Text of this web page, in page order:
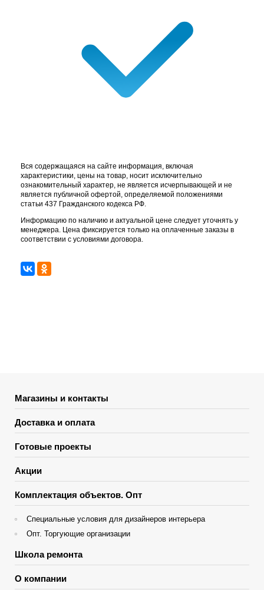
Вся содержащаяся на сайте информация, включая
характеристики, цены на товар, носит исключительно
ознакомительный характер, не является исчерпывающей и не
является публичной офертой, определяемой положениями
статьи 437 Гражданского кодекса РФ.
Информацию по наличию и актуальной цене следует уточнять у
менеджера. Цена фиксируется только на оплаченные заказы в
соответствии с условиями договора.
Магазины и контакты
Доставка и оплата
Готовые проекты
Акции
Комплектация объектов. Опт
Специальные условия для дизайнеров интерьера
Опт. Торгующие организации
Школа ремонта
О компании